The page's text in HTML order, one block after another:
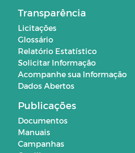
Transparência
Licitações
Glossário
Relatório Estatístico
Solicitar Informação
Acompanhe sua Informação
Dados Abertos
Publicações
Documentos
Manuais
Campanhas